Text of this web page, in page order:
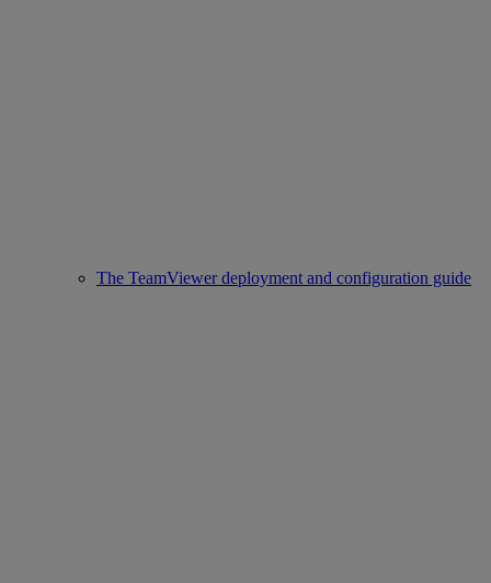
The TeamViewer deployment and configuration guide